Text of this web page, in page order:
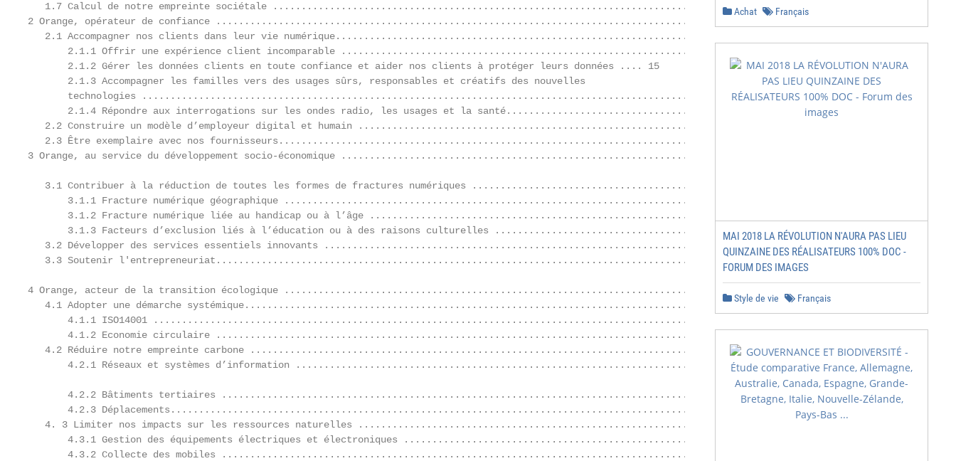
   1.7 Calcul de notre empreinte sociétale ........................................................................................................ 13
2 Orange, opérateur de confiance ...................................................................................................................... 14
   2.1 Accompagner nos clients dans leur vie numérique............................................................................... 14
       2.1.1 Offrir une expérience client incomparable ...................................................................................... 14
       2.1.2 Gérer les données clients en toute confiance et aider nos clients à protéger leurs données .... 15
       2.1.3 Accompagner les familles vers des usages sûrs, responsables et créatifs des nouvelles
technologies
       2.1.4 Répondre aux interrogations sur les ondes radio, les usages et la santé.................................... 20
   2.2 Construire un modèle d’employeur digital et humain ............................................................................ 21
   2.3 Être exemplaire avec nos fournisseurs................................................................................................... 24
3 Orange, au service du développement socio-économique .......................................................................... 26
   3.1 Contribuer à la réduction de toutes les formes de fractures numériques ........................................... 26
       3.1.1 Fracture numérique géographique ................................................................................................... 27
       3.1.2 Fracture numérique liée au handicap ou à l’âge ............................................................................. 27
       3.1.3 Facteurs d’exclusion liés à l’éducation ou à des raisons culturelles ........................................... 28
   3.2 Développer des services essentiels innovants ...................................................................................... 28
   3.3 Soutenir l'entrepreneuriat......................................................................................................................... 30
4 Orange, acteur de la transition écologique .................................................................................................... 33
   4.1 Adopter une démarche systémique......................................................................................................... 33
4.1.1 ISO14001
       4.1.2 Economie circulaire ........................................................................................................................... 33
   4.2 Réduire notre empreinte carbone ............................................................................................................ 34
       4.2.1 Réseaux et systèmes d’information ................................................................................................. 35
       4.2.2 Bâtiments tertiaires ........................................................................................................................... 36
       4.2.3 Déplacements..................................................................................................................................... 36
   4. 3 Limiter nos impacts sur les ressources naturelles ............................................................................... 37
       4.3.1 Gestion des équipements électriques et électroniques ................................................................. 38
       4.3.2 Collecte des mobiles ......................................................................................................................... 38
Achat Français
MAI 2018 LA RÉVOLUTION N'AURA PAS LIEU
QUINZAINE DES RÉALISATEURS 100% DOC -
FORUM DES IMAGES
Style de vie Français